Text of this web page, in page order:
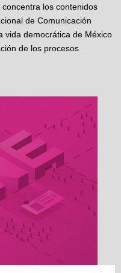
los contenidos
de Comunicación
vida democrática de México
de los procesos